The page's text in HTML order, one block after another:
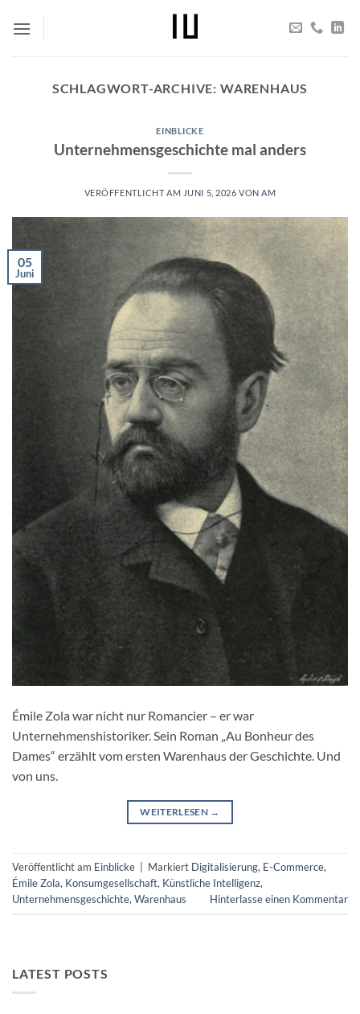
Inhalt
SCHLAGWORT-ARCHIVE: WARENHAUS
EINBLICKE
Unternehmensgeschichte mal anders
VERÖFFENTLICHT AM JUNI 5, 2026 VON AM
05
Juni
Émile Zola war nicht nur Romancier – er war
Unternehmenshistoriker. Sein Roman „Au Bonheur des
Dames“ erzählt vom ersten Warenhaus der Geschichte. Und
von uns.
WEITERLESEN →
Veröffentlicht am Einblicke Markiert Digitalisierung, E-Commerce,
Émile Zola, Konsumgesellschaft, Künstliche Intelligenz,
Unternehmensgeschichte, Warenhaus Hinterlasse einen Kommentar
LATEST POSTS